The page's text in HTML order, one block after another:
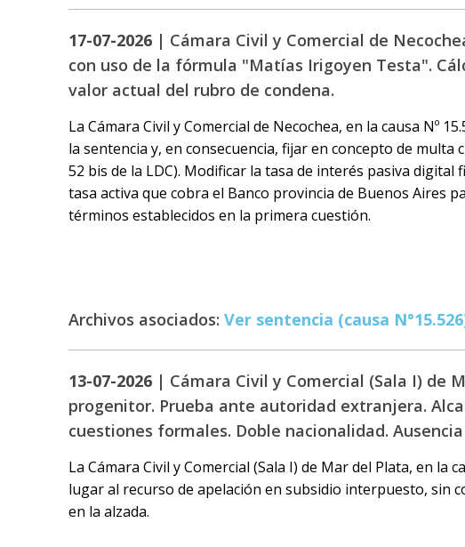
17-07-2026 | Cámara Civil y Comercial de
con uso de la fórmula "Matías Irigoyen Testa".
valor actual del rubro de condena.
La Cámara Civil y Comercial de Necochea, en la causa Nº
la sentencia y, en consecuencia, fijar en concepto de multa
52 bis de la LDC). Modificar la tasa de interés pasiva digital
tasa activa que cobra el Banco provincia de Buenos Aires
términos establecidos en la primera cuestión.
Archivos asociados: Ver sentencia (causa
13-07-2026 | Cámara Civil y Comercial (Sala I) de
progenitor. Prueba ante autoridad extranjera.
cuestiones formales. Doble nacionalidad.
La Cámara Civil y Comercial (Sala I) de Mar del Plata, en la
lugar al recurso de apelación en subsidio interpuesto, sin
en la alzada.